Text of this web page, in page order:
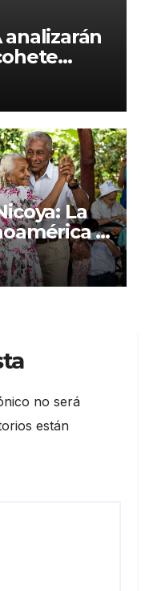
analizarán
La
y
vida
no será
están